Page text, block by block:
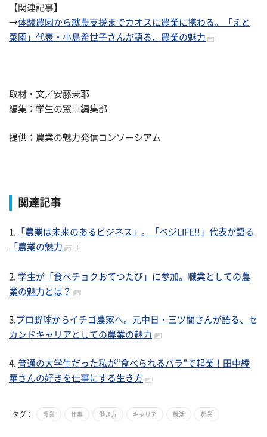
【関連記事】
→体験農園から就農支援までカオスに農業に携わる。「えと
菜園」代表・小島希世子さんが語る、農業の魅力
取材・文／安藤茉耶
編集：学生の窓口編集部
提供：農業の魅力発信コンソーシアム
関連記事
1.
「農業は未来のあるビジネス」。「ベジLIFE!!」代表が語る
「農業の魅力
」
2. 学生が「食べチョクおてつたび」に参加。職業としての農
業の魅力とは？
3. プロ野球からイチゴ農家へ。元中日・三ツ間さんが語る、セ
カンドキャリアとしての農業の魅力
4. 普通の大学生だった私が“食べられるバラ”で起業！田中綾
華さんの好きを仕事にする生き方
タグ： 農業 仕事 働き方 キャリア 就活 起業